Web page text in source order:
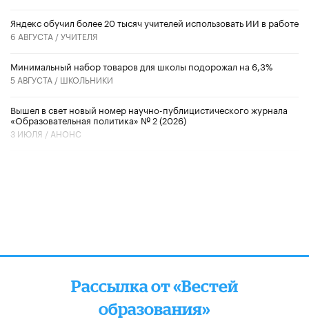
​Яндекс обучил более 20 тысяч учителей использовать ИИ в работе
6 АВГУСТА /УЧИТЕЛЯ
Минимальный набор товаров для школы подорожал на 6,3%
5 АВГУСТА / ШКОЛЬНИКИ
Вышел в свет новый номер научно-публицистического журнала
«Образовательная политика» № 2 (2026)
3 ИЮЛЯ / АНОНС
Рассылка от «Вестей
образования»